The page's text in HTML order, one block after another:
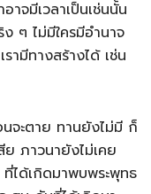
าจมีเวลาเป็นเช่นนั้น
ๆ ไม่มีใครมีอำนาจ
ามีทางสร้างได้ เช่น
จะตาย ทานยังไม่มี ก็
ภาวนายังไม่เคย
ที่ได้เกิดมาพบพระพุทธ